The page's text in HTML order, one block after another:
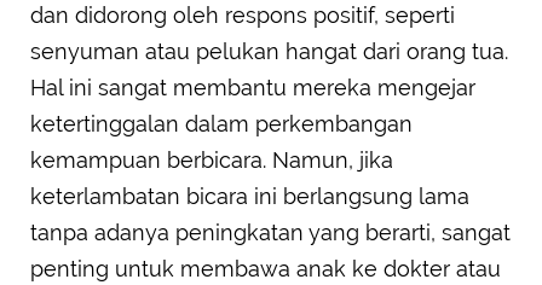
dan didorong oleh respons positif, seperti
senyuman atau pelukan hangat dari orang tua.
Hal ini sangat membantu mereka mengejar
ketertinggalan dalam perkembangan
kemampuan berbicara. Namun, jika
keterlambatan bicara ini berlangsung lama
tanpa adanya peningkatan yang berarti, sangat
penting untuk membawa anak ke dokter atau